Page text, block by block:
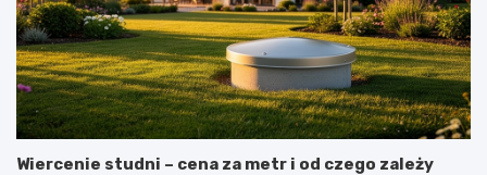
Wiercenie studni – cena za metr i od czego zależy